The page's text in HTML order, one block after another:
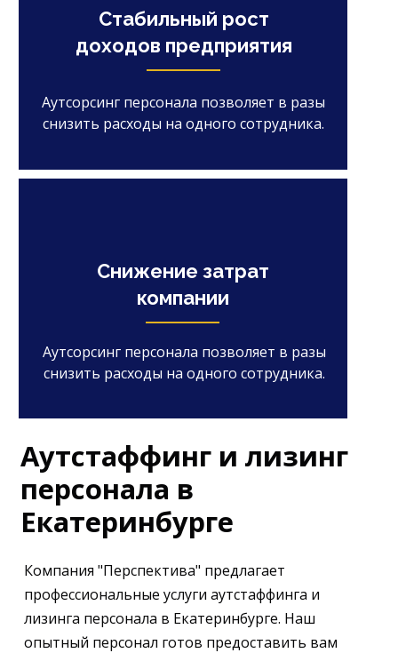
Снижение затрат
компании
Аутсорсинг персонала позволяет в разы
снизить расходы на одного сотрудника.
Стабильный рост
доходов предприятия
Аутсорсинг персонала позволяет в разы
снизить расходы на одного сотрудника.
Аутстаффинг и лизинг
персонала в
Екатеринбурге
Компания "Перспектива" предлагает
профессиональные услуги аутстаффинга и
лизинга персонала в Екатеринбурге. Наш
опытный персонал готов предоставить вам